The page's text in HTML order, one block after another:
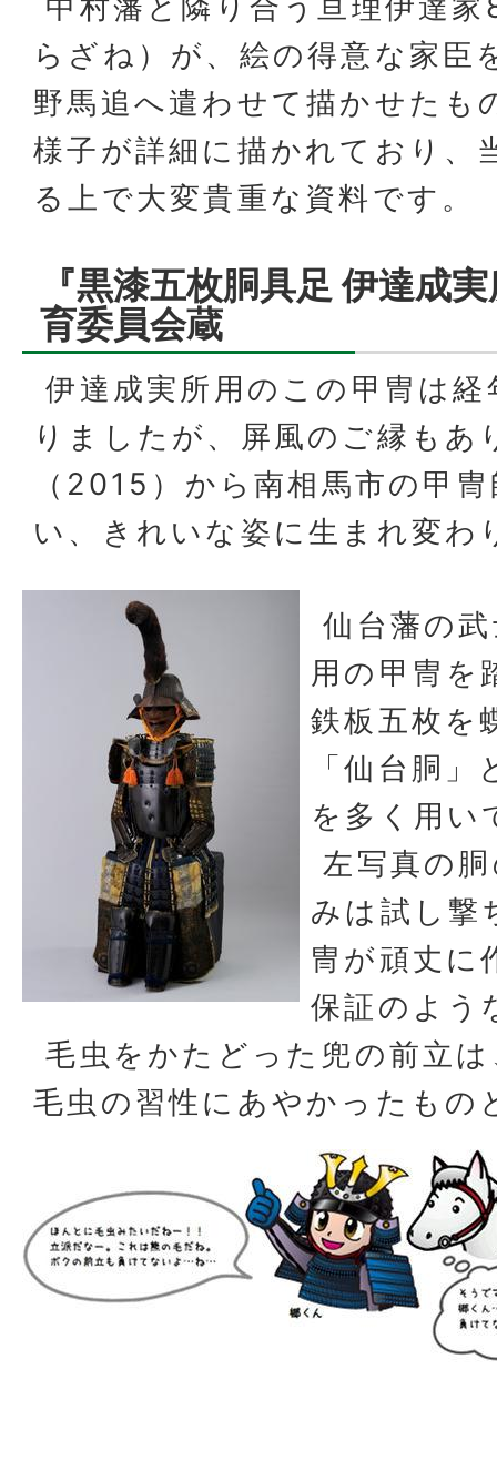
らざね）が、絵の得意な家臣
野馬追へ遣わせて描かせたも
様子が詳細に描かれており、
る上で大変貴重な資料です。
『黒漆五枚胴具足 伊達成
育委員会蔵
伊達成実所用のこの甲冑は
りましたが、屏風のご縁もあ
（2015）から南相馬市の甲
い、きれいな姿に生まれ変わ
仙台藩の
用の甲冑を
鉄板五枚を
「仙台胴
を多く用い
左写真の
みは試し撃
冑が頑丈に
保証のよう
毛虫をかたどった兜の前立
毛虫の習性にあやかったもの